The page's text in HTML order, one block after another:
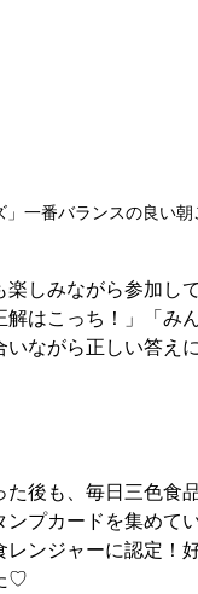
」一番バランスの良い朝
しみながら参加し
解はこっち！」「み
ながら正しい答え
後も、毎日三色食
ンプカードを集めて
レンジャーに認定！
♡